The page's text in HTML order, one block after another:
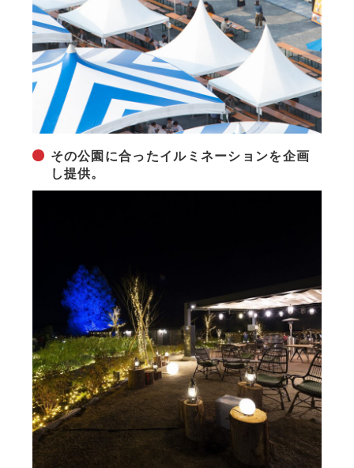
その公園に合ったイルミネーションを企画
し提供。